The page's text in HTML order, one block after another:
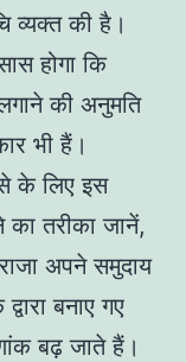
व्यक्त की है।
होगा कि
की अनुमति
भी हैं।
के लिए इस
तरीका जानें,
अपने समुदाय
बनाए गए
बढ़ जाते हैं।